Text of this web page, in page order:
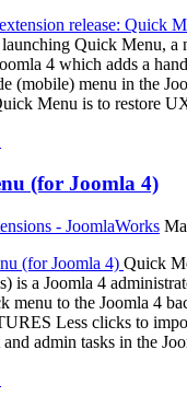
Quick Menu, a
4 which adds a
(mobile) menu in the
Menu is to restore
(for Joomla 4)
- JoomlaWorks
Quick
is a Joomla 4
menu to the Joomla 4
Less clicks to
and admin tasks in the